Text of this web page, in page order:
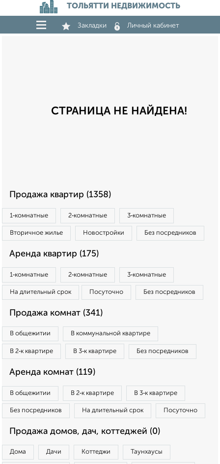
ТОЛЬЯТТИ НЕДВИЖИМОСТЬ
Закладки Личный кабинет
СТРАНИЦА НЕ НАЙДЕНА!
Продажа квартир (1358)
1‑комнатные 2‑комнатные 3‑комнатные
Вторичное жилье Новостройки Без посредников
Аренда квартир (175)
1‑комнатные 2‑комнатные 3‑комнатные
На длительный срок Посуточно Без посредников
Продажа комнат (341)
В общежитии В коммунальной квартире
В 2‑к квартире В 3‑к квартире Без посредников
Аренда комнат (119)
В общежитии В 2‑к квартире В 3‑к квартире
Без посредников На длительный срок Посуточно
Продажа домов, дач, коттеджей (0)
Дома Дачи Коттеджи Таунхаусы